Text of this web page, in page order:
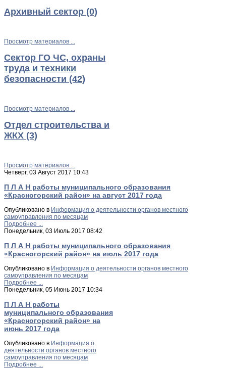
Архивный сектор (0)
Просмотр материалов ...
Сектор ГО ЧС, охраны
труда и техники
безопасности (42)
Просмотр материалов ...
Отдел строительства и
ЖКХ (3)
Просмотр материалов ...
Четверг, 03 Август 2017 10:43
П Л А Н работы муниципального образования
«Красногорский район» на август 2017 года
Опубликовано в Информация о деятельности органов местного
самоуправления по месяцам
Подробнее ...
Понедельник, 03 Июль 2017 08:42
П Л А Н работы муниципального образования
«Красногорский район» на июль 2017 года
Опубликовано в Информация о деятельности органов местного
самоуправления по месяцам
Подробнее ...
Понедельник, 05 Июнь 2017 10:34
П Л А Н работы
муниципального образования
«Красногорский район» на
июнь 2017 года
Опубликовано в Информация о
деятельности органов местного
самоуправления по месяцам
Подробнее ...